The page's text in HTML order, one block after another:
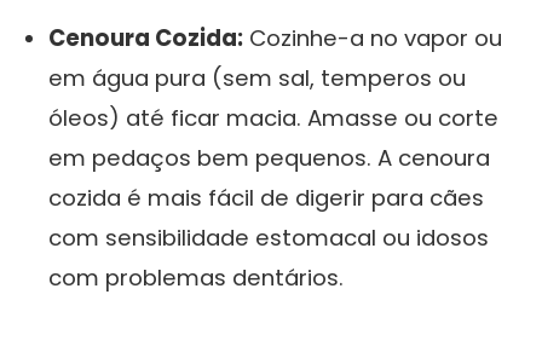
Cenoura Cozida: Cozinhe-a no vapor ou
em água pura (sem sal, temperos ou
óleos) até ficar macia. Amasse ou corte
em pedaços bem pequenos. A cenoura
cozida é mais fácil de digerir para cães
com sensibilidade estomacal ou idosos
com problemas dentários.